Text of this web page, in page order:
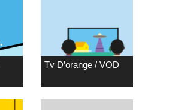
Tv D’orange / VOD